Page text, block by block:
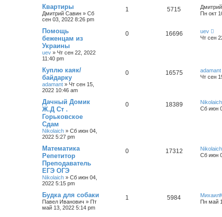
Квартиры
Дмитрий Савин » Сб
сен 03, 2022 8:26 pm
1 5715
Пн окт
Помощь
беженцам из
Украины
uev » Чт сен 22, 2022
11:40 pm
0 16696
uev
Чт сен
Куплю каяк/
байдарку
adamant » Чт сен 15,
2022 10:46 am
0 16575
adamant
Чт сен
Дачный Домик
Ж.Д Ст .
Горьковское
Сдам
Nikolaich » Сб июн 04,
2022 5:27 pm
0 18389
Nikolaich
Сб июн
Математика
Репетитор
Преподаватель
ЕГЭ ОГЭ
Nikolaich » Сб июн 04,
2022 5:15 pm
0 17312
Nikolaich
Сб июн
Будка для собаки
Павел Иванович » Пт
май 13, 2022 5:14 pm
1 5984
МихаилК
Пн май